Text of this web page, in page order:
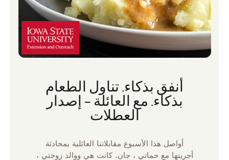
أنفق بذكاء. تناول الطعام
بذكاء. مع العائلة – إصدار
العطلات
أواصل هذا الأسبوع مقابلاتنا العائلية بمحادثة
أجريتها مع حماتي ، جان. كانت هي ووالد زوجتي ،